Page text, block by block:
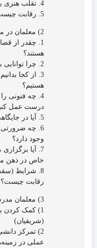
4. تقلب هنری یعنی چه؟
5. رقابت چیست؟
2) معلمان در مدرسه ستوده- شهرتاش
1. چقدر از
هستند؟
2. چرا توانایی بچه‌ها را داوری‌ می‌کنیم؟
3. از کجا
هستیم؟
4. چه فنونی
درست عمل
5. آیا در جایگاهی هستیم که با کودکان کار کنیم؟
6. چه
وجود دارد؟
7. آیا
خاص در ذهن‌
8. شرایط
رقابت چیست؟
3) معلمان مدرسه سرمد 1391- شهرتاش
1) کمک کردن
(شریفیان)
2) تمرکز
عملی در